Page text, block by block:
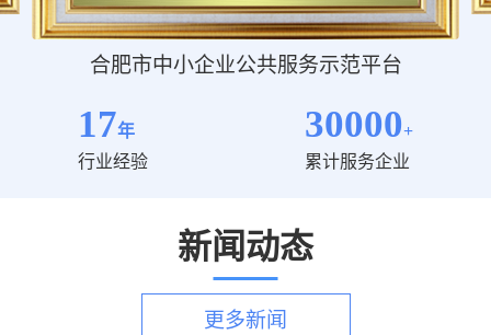
阿里巴巴国际站认证财税服务商
17年
行业经验
30000+
累计服务企业
新闻动态
更多新闻